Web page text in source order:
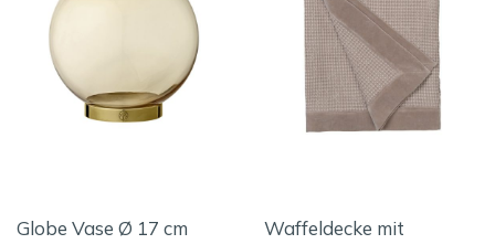
Globe Vase Ø 17 cm
Waffeldecke mit